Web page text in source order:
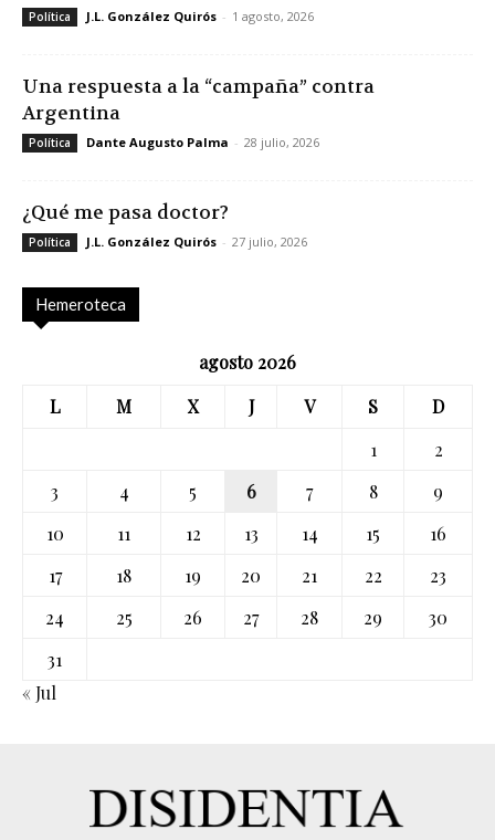
Política J.L. González Quirós - 1 agosto, 2026
Una respuesta a la “campaña” contra
Argentina
Política Dante Augusto Palma - 28 julio, 2026
¿Qué me pasa doctor?
Política J.L. González Quirós - 27 julio, 2026
Hemeroteca
agosto 2026
L
M X J V S
D
1
2
3
4 5 6 7 8
9
10
11 12 13 14 15
16
17
18 19 20 21 22
23
24
25 26 27 28 29
30
31
« Jul